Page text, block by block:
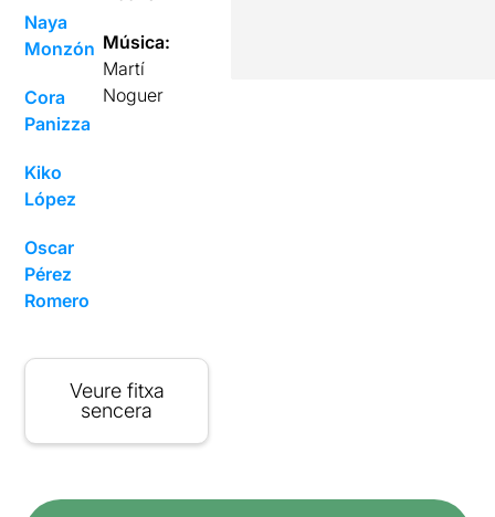
Naya
Monzón
Cora
Panizza
Kiko
López
Oscar
Pérez
Romero
Música:
Martí
Noguer
Veure fitxa
sencera